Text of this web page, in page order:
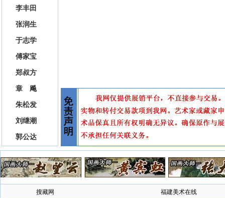
李丰田
张润生
于志学
傅家宝
郑叔方
章 飚
朱松发
刘继潮
郭公达
搜藏网 福建美术在线